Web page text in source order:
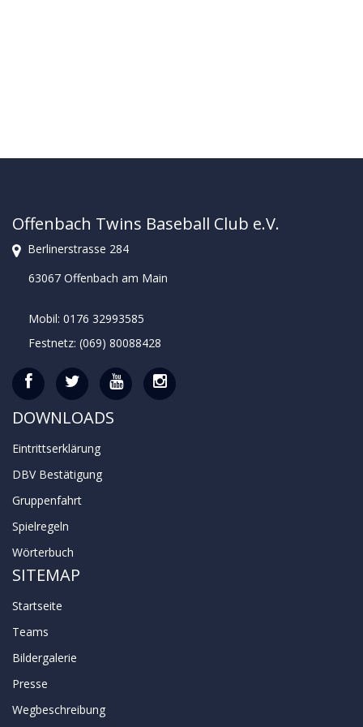
Offenbach Twins Baseball Club e.V.
Berlinerstrasse 284
63067 Offenbach am Main
Mobil: 0176 32993585
Festnetz: (069) 80088428
DOWNLOADS
Eintrittserklärung
DBV Bestätigung
Gruppenfahrt
Spielregeln
Wörterbuch
SITEMAP
Startseite
Teams
Bildergalerie
Presse
Wegbeschreibung